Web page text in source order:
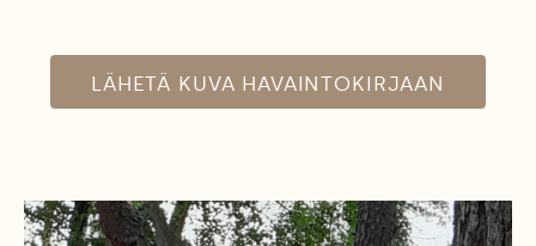
LÄHETÄ KUVA HAVAINTOKIRJAAN